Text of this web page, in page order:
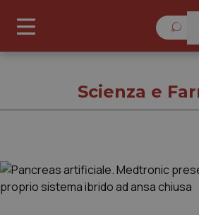
Scienza e